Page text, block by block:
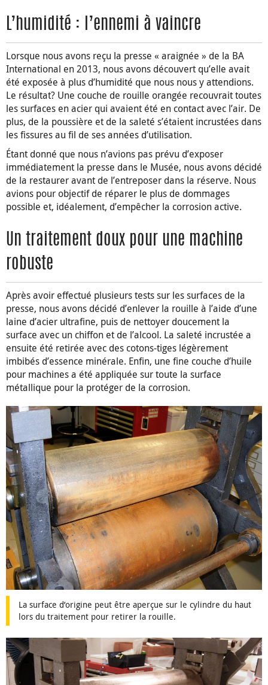
L’humidité : l’ennemi à vaincre
Lorsque nous avons reçu la presse « araignée » de la BA
International en 2013, nous avons découvert qu’elle avait
été exposée à plus d’humidité que nous nous y attendions.
Le résultat? Une couche de rouille orangée recouvrait toutes
les surfaces en acier qui avaient été en contact avec l’air. De
plus, de la poussière et de la saleté s’étaient incrustées dans
les fissures au fil de ses années d’utilisation.
Étant donné que nous n’avions pas prévu d’exposer
immédiatement la presse dans le Musée, nous avons décidé
de la restaurer avant de l’entreposer dans la réserve. Nous
avions pour objectif de réparer le plus de dommages
possible et, idéalement, d’empêcher la corrosion active.
Un traitement doux pour une machine
robuste
Après avoir effectué plusieurs tests sur les surfaces de la
presse, nous avons décidé d’enlever la rouille à l’aide d’une
laine d’acier ultrafine, puis de nettoyer doucement la
surface avec un chiffon et de l’alcool. La saleté incrustée a
ensuite été retirée avec des cotons-tiges légèrement
imbibés d’essence minérale. Enfin, une fine couche d’huile
pour machines a été appliquée sur toute la surface
métallique pour la protéger de la corrosion.
La surface d’origine peut être aperçue sur le cylindre du haut
lors du traitement pour retirer la rouille.